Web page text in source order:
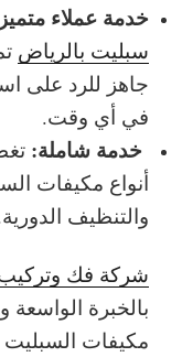
خدمة عملاء
سبليت بالرياض ت
جاهز للرد على
في أي وقت.
خدمة شاملة:
أنواع مكيفات
والتنظيف
شركة فك
بالخبرة
مكيفات السبليت